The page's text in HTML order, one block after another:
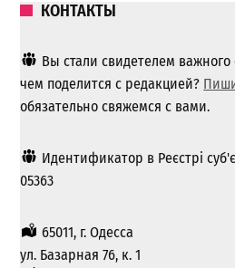
КОНТАКТЫ
Вы стали свидетелем важного
чем поделится с редакцией?
обязательно свяжемся с вами.
Идентификатор в Реєстрі
05363
65011, г. Одесса
ул. Базарная 76, к. 1